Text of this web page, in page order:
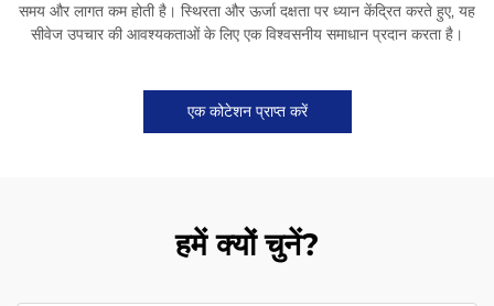
समय और लागत कम होती है। स्थिरता और ऊर्जा दक्षता पर ध्यान केंद्रित करते हुए, यह
सीवेज उपचार की आवश्यकताओं के लिए एक विश्वसनीय समाधान प्रदान करता है।
एक कोटेशन प्राप्त करें
हमें क्यों चुनें?